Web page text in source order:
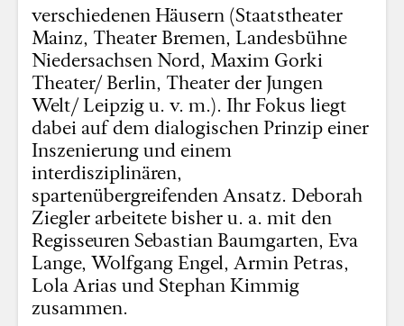
verschiedenen Häusern (Staatstheater
Mainz, Theater Bremen, Landesbühne
Niedersachsen Nord, Maxim Gorki
Theater/ Berlin, Theater der Jungen
Welt/ Leipzig u. v. m.). Ihr Fokus liegt
dabei auf dem dialogischen Prinzip einer
Inszenierung und einem
interdisziplinären,
spartenübergreifenden Ansatz. Deborah
Ziegler arbeitete bisher u. a. mit den
Regisseuren Sebastian Baumgarten, Eva
Lange, Wolfgang Engel, Armin Petras,
Lola Arias und Stephan Kimmig
zusammen.